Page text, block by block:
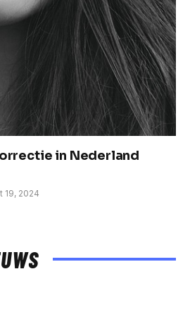
in Nederland
19, 2024